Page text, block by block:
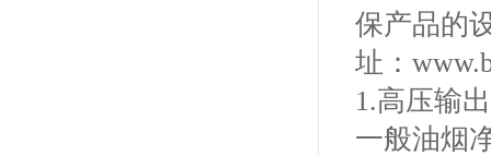
保产品的
址：
1.高压输出
一般油烟